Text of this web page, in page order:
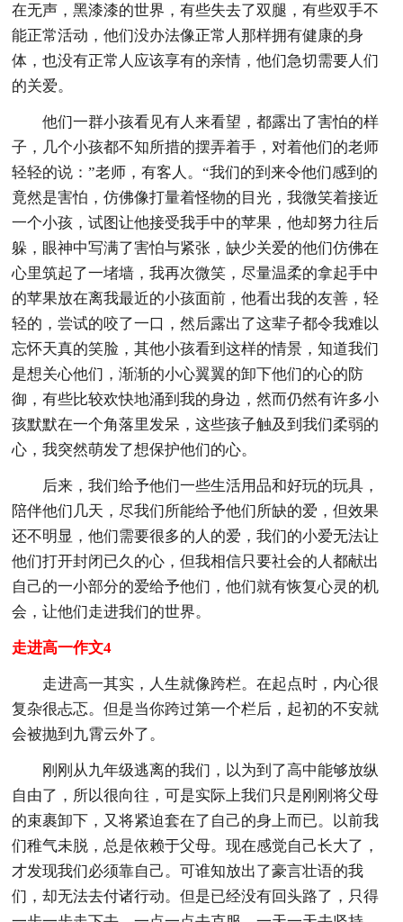
在无声，黑漆漆的世界，有些失去了双腿，有些双手不
能正常活动，他们没办法像正常人那样拥有健康的身
体，也没有正常人应该享有的亲情，他们急切需要人们
的关爱。
他们一群小孩看见有人来看望，都露出了害怕的样
子，几个小孩都不知所措的摆弄着手，对着他们的老师
轻轻的说：”老师，有客人。“我们的到来令他们感到的
竟然是害怕，仿佛像打量着怪物的目光，我微笑着接近
一个小孩，试图让他接受我手中的苹果，他却努力往后
躲，眼神中写满了害怕与紧张，缺少关爱的他们仿佛在
心里筑起了一堵墙，我再次微笑，尽量温柔的拿起手中
的苹果放在离我最近的小孩面前，他看出我的友善，轻
轻的，尝试的咬了一口，然后露出了这辈子都令我难以
忘怀天真的笑脸，其他小孩看到这样的情景，知道我们
是想关心他们，渐渐的小心翼翼的卸下他们的心的防
御，有些比较欢快地涌到我的身边，然而仍然有许多小
孩默默在一个角落里发呆，这些孩子触及到我们柔弱的
心，我突然萌发了想保护他们的心。
后来，我们给予他们一些生活用品和好玩的玩具，
陪伴他们几天，尽我们所能给予他们所缺的爱，但效果
还不明显，他们需要很多的人的爱，我们的小爱无法让
他们打开封闭已久的心，但我相信只要社会的人都献出
自己的一小部分的爱给予他们，他们就有恢复心灵的机
会，让他们走进我们的世界。
走进高一作文4
走进高一其实，人生就像跨栏。在起点时，内心很
复杂很忐忑。但是当你跨过第一个栏后，起初的不安就
会被抛到九霄云外了。
刚刚从九年级逃离的我们，以为到了高中能够放纵
自由了，所以很向往，可是实际上我们只是刚刚将父母
的束裹卸下，又将紧迫套在了自己的身上而已。以前我
们稚气未脱，总是依赖于父母。现在感觉自己长大了，
才发现我们必须靠自己。可谁知放出了豪言壮语的我
们，却无法去付诸行动。但是已经没有回头路了，只得